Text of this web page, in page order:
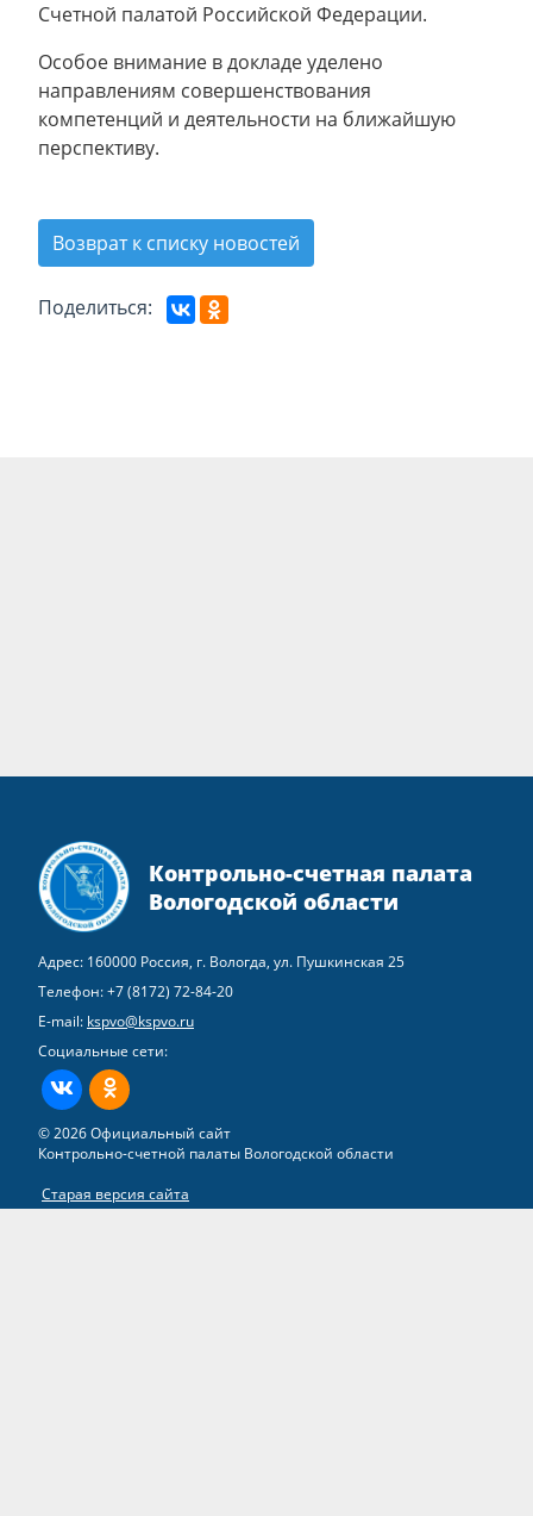
Счетной палатой Российской Федерации.
Особое внимание в докладе уделено
направлениям совершенствования
компетенций и деятельности на ближайшую
перспективу.
Возврат к списку новостей
Поделиться:
Контрольно-счетная палата
Вологодской области
Адрес: 160000 Россия, г. Вологда, ул. Пушкинская 25
Телефон:+7 (8172) 72-84-20
E-mail: kspvo@kspvo.ru
Социальные сети:
ВКонтактеОдноклассники
© 2026 Официальный сайт
Контрольно-счетной палаты Вологодской области
Старая версия сайта